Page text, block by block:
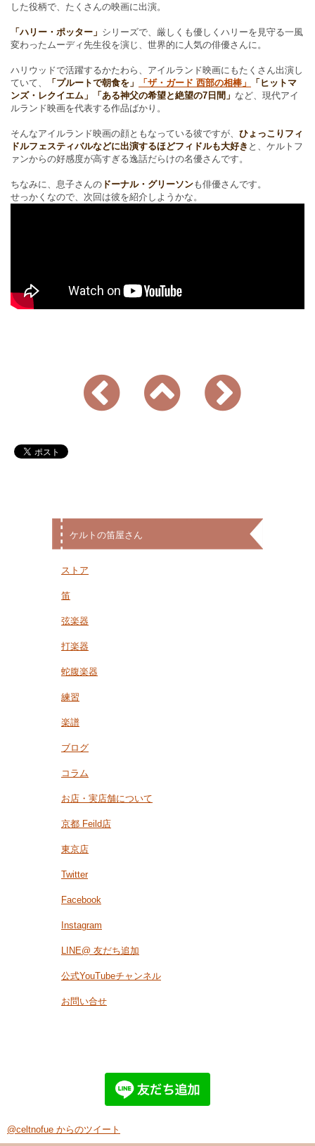
した役柄で、たくさんの映画に出演。
「ハリー・ポッター」 シリーズで、厳しくも優しくハリーを見守る一風
変わったムーディ先生役を演じ、世界的に人気の俳優さんに。
ハリウッドで活躍するかたわら、アイルランド映画にもたくさん出演し
ていて、
「プルートで朝食を」 「ザ・ガード 西部の相棒」
「ヒットマ
ンズ・レクイエム」「ある神父の希望と絶望の7日間」 など、現代アイ
ルランド映画を代表する作品ばかり。
そんなアイルランド映画の顔ともなっている彼ですが、 ひょっこりフィ
ドルフェスティバルなどに出演するほどフィドルも大好き と、ケルトフ
ァンからの好感度が高すぎる逸話だらけの名優さんです。
ちなみに、息子さんの ドーナル・グリーソンも俳優さんです。
せっかくなので、次回は彼を紹介しようかな。
ケルトの笛屋さん
ストア
笛
弦楽器
打楽器
蛇腹楽器
練習
楽譜
ブログ
コラム
お店・実店舗について
京都 Feild店
東京店
Twitter
Facebook
Instagram
LINE@ 友だち追加
公式YouTubeチャンネル
お問い合せ
@celtnofue からのツイート